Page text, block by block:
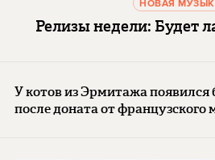
НОВАЯ
Релизы недели: Будет
У котов из Эрмитажа появился
после доната от французского